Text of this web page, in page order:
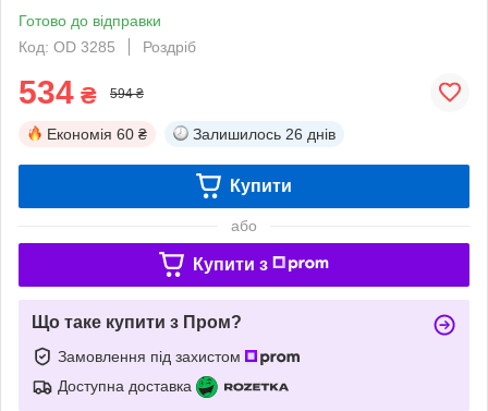
Готово до відправки
Код: OD 3285
Роздріб
534 ₴ 594 ₴
Економія 60 ₴ Залишилось 26 днів
Купити
або
Купити з
Що таке купити з Пром?
Замовлення під захистом
Доступна доставка